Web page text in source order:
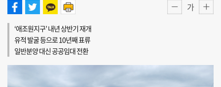
가
‘애조원지구’ 내년 상반기 재개
유적 발굴 등으로 10년째 표류
일반분양 대신 공공임대 전환